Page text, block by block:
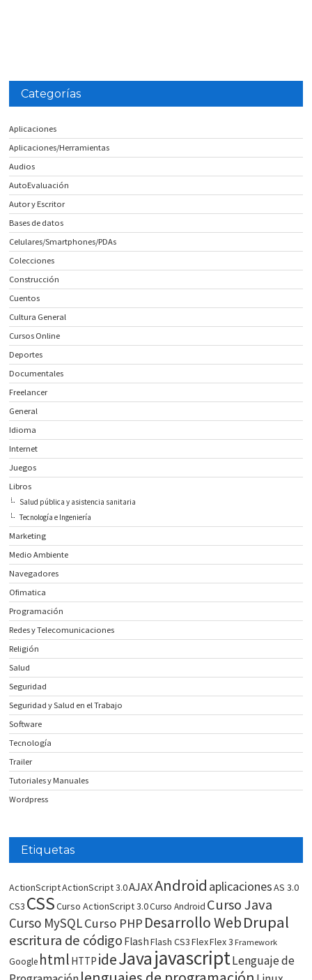
Categorías
Aplicaciones
Aplicaciones/Herramientas
Audios
AutoEvaluación
Autor y Escritor
Bases de datos
Celulares/Smartphones/PDAs
Colecciones
Construcción
Cuentos
Cultura General
Cursos Online
Deportes
Documentales
Freelancer
General
Idioma
Internet
Juegos
Libros
Salud pública y asistencia sanitaria
Tecnología e Ingeniería
Marketing
Medio Ambiente
Navegadores
Ofimatica
Programación
Redes y Telecomunicaciones
Religión
Salud
Seguridad
Seguridad y Salud en el Trabajo
Software
Tecnología
Trailer
Tutoriales y Manuales
Wordpress
Etiquetas
ActionScriptActionScript 3.0AJAXAndroid aplicacionesAS 3.0
CS3 CSSCurso ActionScript 3.0Curso Android Curso Java
Curso MySQLCurso PHP Desarrollo WebDrupal
escritura de código FlashFlash CS3FlexFlex 3 Framework
Google html HTTP ideJavajavascriptLenguaje de